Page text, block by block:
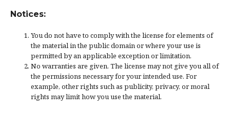
Notices:
You do not have to comply with the license for elements of
the material in the public domain or where your use is
permitted by an applicable exception or limitation.
No warranties are given. The license may not give you all of
the permissions necessary for your intended use. For
example, other rights such as publicity, privacy, or moral
rights may limit how you use the material.